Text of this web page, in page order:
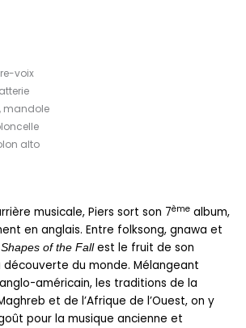
voix
mandole
alto
musicale, Piers sort son 7ème album,
en anglais. Entre folksong, gnawa et
Shapes of the Fallest le fruit de son
du monde. Mélangeant
américain, les traditions de la
et de l’Afrique de l’Ouest, on y
pour la musique ancienne et